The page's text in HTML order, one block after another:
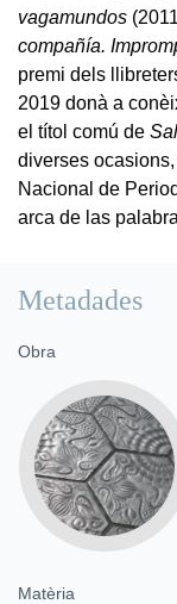
vagamundos
compañía.
premi dels
2019 donà a
el títol comú de
diverses
Nacional de
arca de las
Metadades
Obra
Matèria